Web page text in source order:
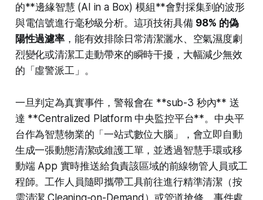
的**邊緣智慧 (AI in a Box) 模組**會對採集到的波形
與電信號進行毫秒級分析。這項技術具備 98% 的偽
陽性過濾率，能有效排除日常清潔灑水、空氣濕度劇
烈變化或清潔工走動帶來的瞬時干擾，大幅減少無效
的「虛警派工」。
一旦判定為真實事件，警報會在 **sub-3 秒內** 送
達 **Centralized Platform 中央監控平台**。中央平
台作為智慧物業的「一站式數位大腦」，會立即自動
生成一張動態清潔或維護工單，並透過智慧手環或移
動端 App 實時推送給負責該區域的前線物管人員或工
程師。工作人員隨即攜帶工具前往進行精準清潔（按